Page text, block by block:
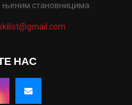
њеним становницима.
НАС